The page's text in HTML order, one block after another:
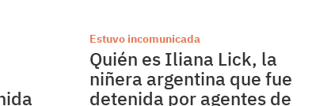
Estuvo incomunicada
Quién es Iliana Lick, la
niñera argentina que fue
detenida por agentes de